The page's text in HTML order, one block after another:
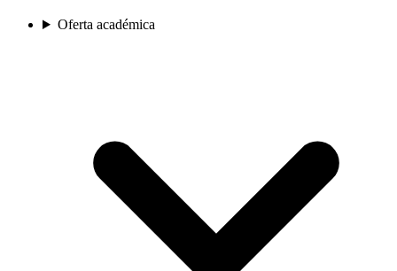
Oferta académica